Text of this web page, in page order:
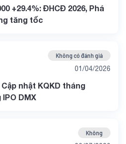
+29.4%: ĐHCĐ 2026, Phá
tăng tốc
Không có đánh giá
01/04/2026
nhật KQKD tháng
DMX
Không